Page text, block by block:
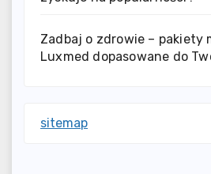
Zadbaj o zdrowie – pakiety
Luxmed dopasowane do
sitemap